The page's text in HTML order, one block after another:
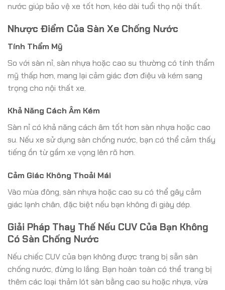
nước giúp bảo vệ xe tốt hơn, kéo dài tuổi thọ nội thất.
Nhược Điểm Của Sàn Xe Chống Nước
Tính Thẩm Mỹ
So với sàn nỉ, sàn nhựa hoặc cao su thường có tính thẩm
mỹ thấp hơn, mang lại cảm giác đơn điệu và kém sang
trọng cho nội thất xe.
Khả Năng Cách Âm Kém
Sàn nỉ có khả năng cách âm tốt hơn sàn nhựa hoặc cao
su. Nếu xe sử dụng sàn chống nước, bạn có thể cảm thấy
tiếng ồn từ gầm xe vọng lên rõ hơn.
Cảm Giác Không Thoải Mái
Vào mùa đông, sàn nhựa hoặc cao su có thể gây cảm
giác lạnh chân, đặc biệt nếu bạn không đi giày dép.
Giải Pháp Thay Thế Nếu CUV Của Bạn Không
Có Sàn Chống Nước
Nếu chiếc CUV của bạn không được trang bị sẵn sàn
chống nước, đừng lo lắng. Bạn hoàn toàn có thể trang bị
thêm các loại thảm lót sàn bằng cao su hoặc nhựa, vừa